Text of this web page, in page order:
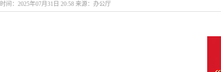
时间：2025年07月31日 20:58 来源：办公厅